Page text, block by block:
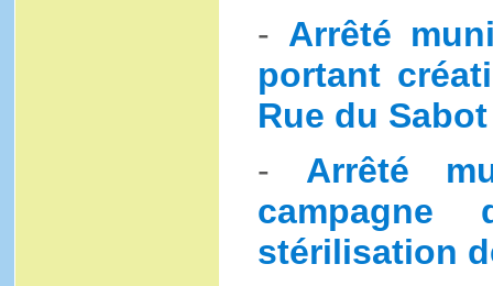
- Arrêté
portant
Rue du Sabot
- Arrêté
stérilisation